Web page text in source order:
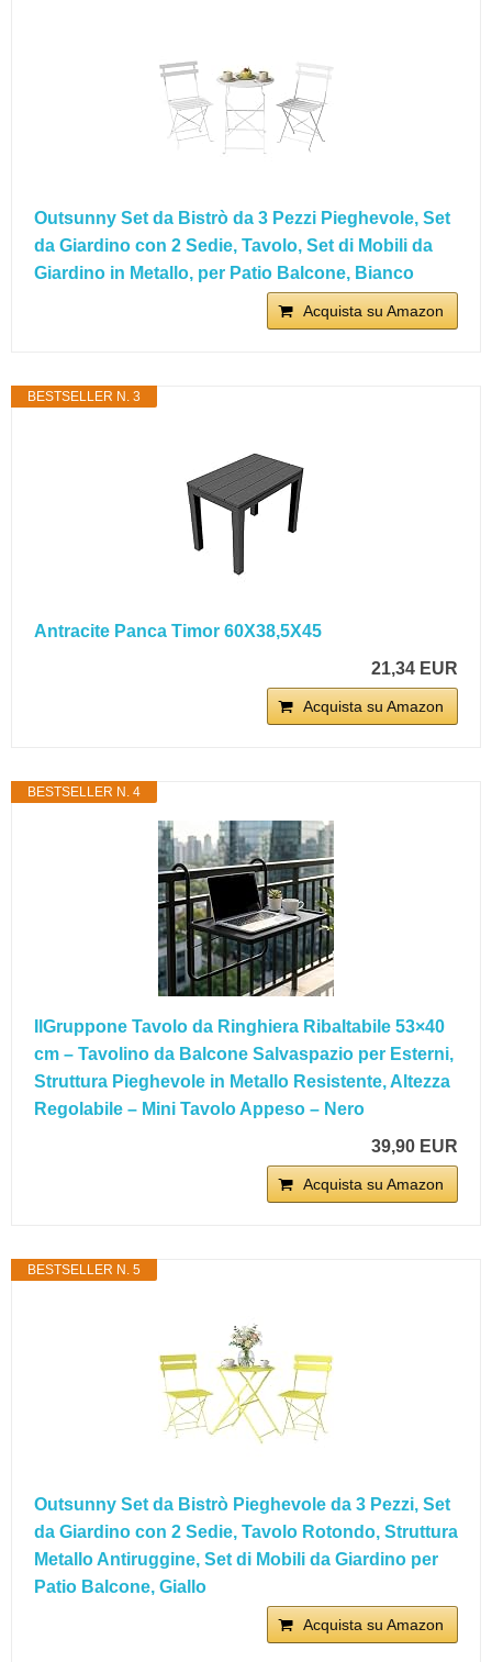
Outsunny Set da Bistrò da 3 Pezzi Pieghevole, Set
da Giardino con 2 Sedie, Tavolo, Set di Mobili da
Giardino in Metallo, per Patio Balcone, Bianco
Acquista su Amazon
BESTSELLER N. 3
Antracite Panca Timor 60X38,5X45
21,34 EUR
Acquista su Amazon
BESTSELLER N. 4
IlGruppone Tavolo da Ringhiera Ribaltabile 53×40
cm – Tavolino da Balcone Salvaspazio per Esterni,
Struttura Pieghevole in Metallo Resistente, Altezza
Regolabile – Mini Tavolo Appeso – Nero
39,90 EUR
Acquista su Amazon
BESTSELLER N. 5
Outsunny Set da Bistrò Pieghevole da 3 Pezzi, Set
da Giardino con 2 Sedie, Tavolo Rotondo, Struttura
Metallo Antiruggine, Set di Mobili da Giardino per
Patio Balcone, Giallo
Acquista su Amazon